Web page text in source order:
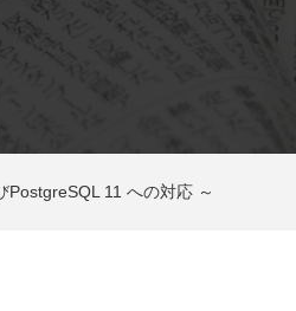
PostgreSQL 11 への対応 ～